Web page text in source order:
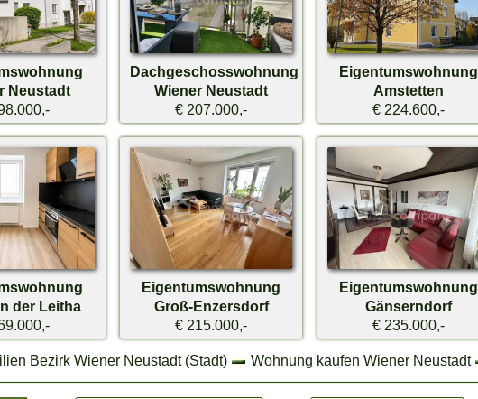
Neustadt
Dachgeschosswohnung
Wiener Neustadt
€ 207.000,-
Eigentumswohnung
Amstetten
€ 224.600,-
der Leitha
Eigentumswohnung
Groß-Enzersdorf
€ 215.000,-
Eigentumswohnung
Gänserndorf
€ 235.000,-
Bezirk Wiener Neustadt (Stadt) Wohnung kaufen Wiener Neustadt